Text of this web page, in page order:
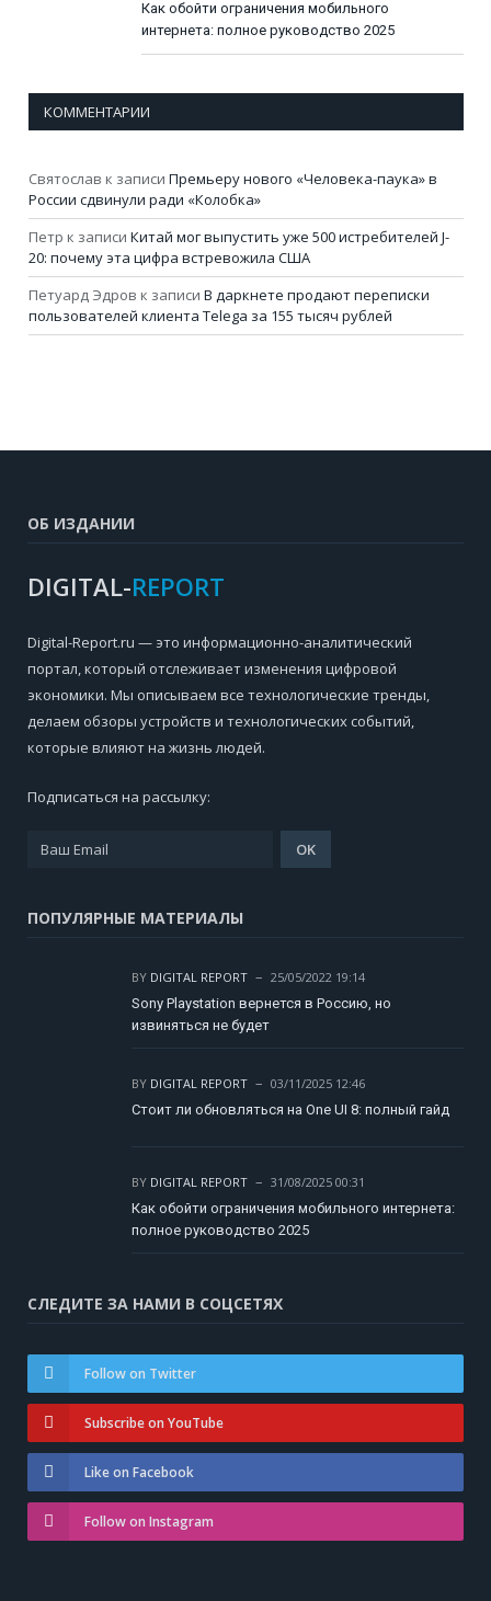
Как обойти ограничения мобильного
интернета: полное руководство 2025
КОММЕНТАРИИ
Святослав к записи Премьеру нового «Человека-паука» в
России сдвинули ради «Колобка»
Петр к записи Китай мог выпустить уже 500 истребителей J-
20: почему эта цифра встревожила США
Петуард Эдров к записи В даркнете продают переписки
пользователей клиента Telega за 155 тысяч рублей
ОБ ИЗДАНИИ
DIGITAL-REPORT
Digital-Report.ru — это информационно-аналитический
портал, который отслеживает изменения цифровой
экономики. Мы описываем все технологические тренды,
делаем обзоры устройств и технологических событий,
которые влияют на жизнь людей.
Подписаться на рассылку:
ПОПУЛЯРНЫЕ МАТЕРИАЛЫ
BY DIGITAL REPORT
25/05/2022 19:14
Sony Playstation вернется в Россию, но
извиняться не будет
BY DIGITAL REPORT
03/11/2025 12:46
Стоит ли обновляться на One UI 8: полный гайд
BY DIGITAL REPORT
31/08/2025 00:31
Как обойти ограничения мобильного интернета:
полное руководство 2025
СЛЕДИТЕ ЗА НАМИ В СОЦСЕТЯХ
Follow on Twitter
Subscribe on YouTube
Like on Facebook
Follow on Instagram